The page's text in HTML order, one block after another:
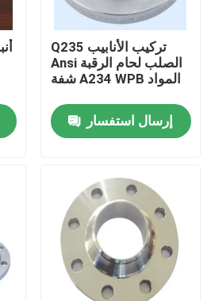
Q235 تركيب الأنابيب
Ansi الصلب لحام الرقبة
شفة A234 WPB المواد
إرسال استفسار